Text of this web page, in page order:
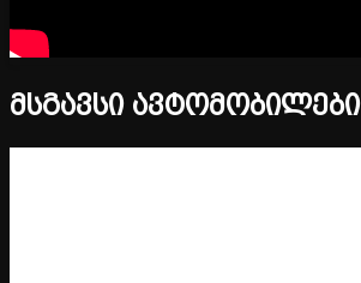
მსგავსი ავტომობილები